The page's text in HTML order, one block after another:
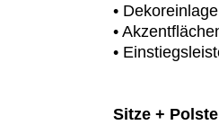
•
•
•
Sitze +